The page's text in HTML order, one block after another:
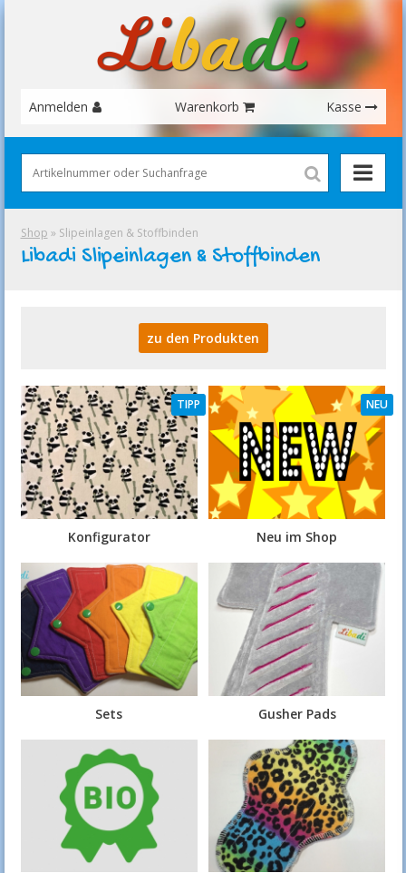
Anmelden Warenkorb Kasse
Shop » Slipeinlagen & Stoffbinden
Libadi Slipeinlagen & Stoffbinden
zu den Produkten
TIPP
Konfigurator
NEU
Neu im Shop
Sets Gusher Pads